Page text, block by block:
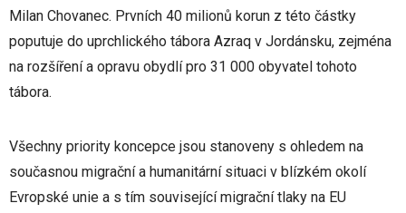
Milan Chovanec. Prvních 40 milionů korun z této částky
poputuje do uprchlického tábora Azraq v Jordánsku, zejména
na rozšíření a opravu obydlí pro 31 000 obyvatel tohoto
tábora.
Všechny priority koncepce jsou stanoveny s ohledem na
současnou migrační a humanitární situaci v blízkém okolí
Evropské unie a s tím související migrační tlaky na EU